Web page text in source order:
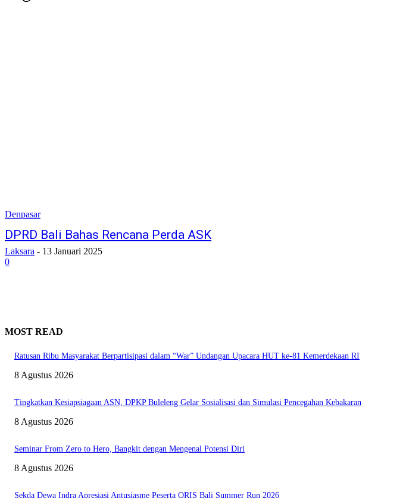
Denpasar
DPRD Bali Bahas Rencana Perda ASK
Laksara - 13 Januari 2025
0
MOST READ
Ratusan Ribu Masyarakat Berpartisipasi dalam “War” Undangan Upacara HUT ke-81 Kemerdekaan RI
8 Agustus 2026
Tingkatkan Kesiapsiagaan ASN, DPKP Buleleng Gelar Sosialisasi dan Simulasi Pencegahan Kebakaran
8 Agustus 2026
Seminar From Zero to Hero, Bangkit dengan Mengenal Potensi Diri
8 Agustus 2026
Sekda Dewa Indra Apresiasi Antusiasme Peserta QRIS Bali Summer Run 2026